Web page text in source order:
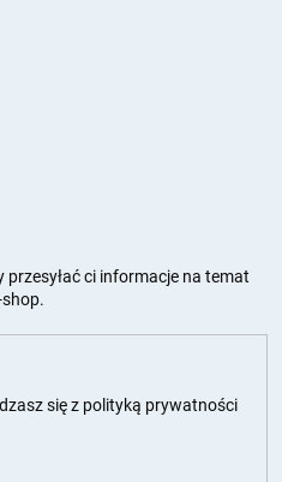
przesyłać ci informacje na temat
się z polityką prywatności